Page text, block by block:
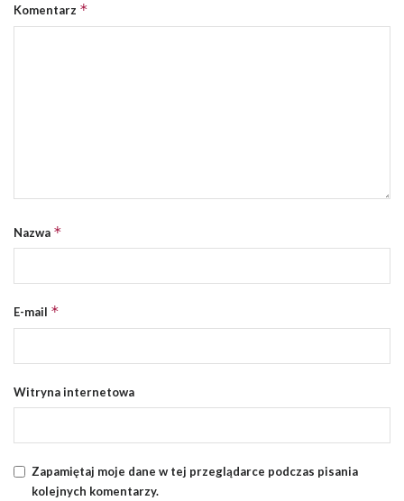
Komentarz *
Nazwa *
E-mail *
Witryna internetowa
Zapamiętaj moje dane w tej przeglądarce podczas pisania
kolejnych komentarzy.